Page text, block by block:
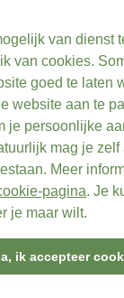
van dienst
van cookies.
goed te laten
website aan te
je persoonlijke
mag je
Meer
pagina. Je
je maar wilt.
ik accepteer